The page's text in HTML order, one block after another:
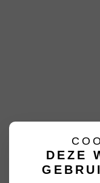
DEZE